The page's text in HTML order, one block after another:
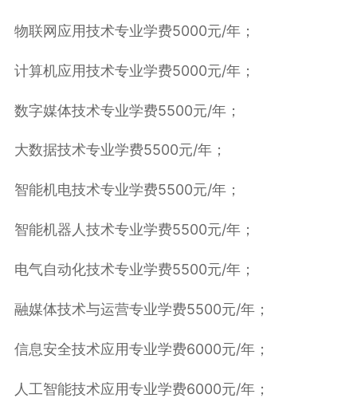
物联网应用技术专业学费5000元/年；
计算机应用技术专业学费5000元/年；
数字媒体技术专业学费5500元/年；
大数据技术专业学费5500元/年；
智能机电技术专业学费5500元/年；
智能机器人技术专业学费5500元/年；
电气自动化技术专业学费5500元/年；
融媒体技术与运营专业学费5500元/年；
信息安全技术应用专业学费6000元/年；
人工智能技术应用专业学费6000元/年；